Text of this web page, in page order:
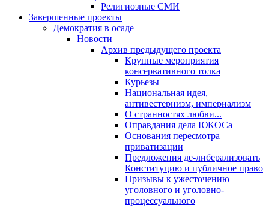
Религиозные СМИ
Завершенные проекты
Демократия в осаде
Новости
Архив предыдущего проекта
Крупные мероприятия
консервативного толка
Курьезы
Национальная идея,
антивестернизм, империализм
О странностях любви...
Оправдания дела ЮКОСа
Основания пересмотра
приватизации
Предложения де-либерализовать
Конституцию и публичное право
Призывы к ужесточению
уголовного и уголовно-
процессуального